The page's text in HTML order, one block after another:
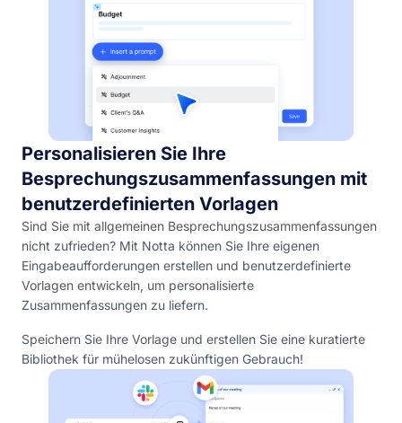
Personalisieren Sie Ihre
Besprechungszusammenfassungen mit
benutzerdefinierten Vorlagen
Sind Sie mit allgemeinen Besprechungszusammenfassungen
nicht zufrieden? Mit Notta können Sie Ihre eigenen
Eingabeaufforderungen erstellen und benutzerdefinierte
Vorlagen entwickeln, um personalisierte
Zusammenfassungen zu liefern.
Speichern Sie Ihre Vorlage und erstellen Sie eine kuratierte
Bibliothek für mühelosen zukünftigen Gebrauch!